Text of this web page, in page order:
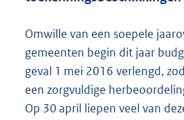
Omwille van een soepele
gemeenten begin dit jaar
geval 1 mei 2016 verlengd,
een zorgvuldige
Op 30 april liepen veel van